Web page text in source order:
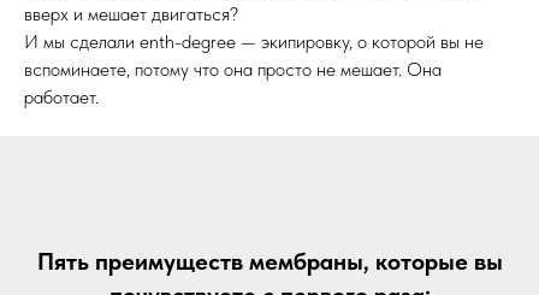
вверх и мешает двигаться?
И мы сделали enth-degree — экипировку, о которой вы не
вспоминаете, потому что она просто не мешает. Она
работает.
Пять преимуществ мембраны, которые вы